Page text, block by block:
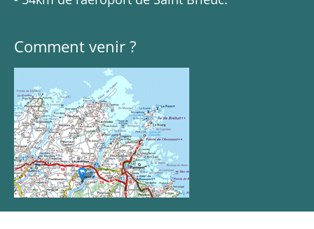
Comment venir ?